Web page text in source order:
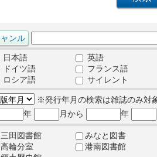
日本語
英語
ドイツ語
フランス語
ロシア語
サイレント
※発行年月の検索は雑誌のみ対
年
月から 年
三田図書館
みなと図書
高輪分室
港南図書館